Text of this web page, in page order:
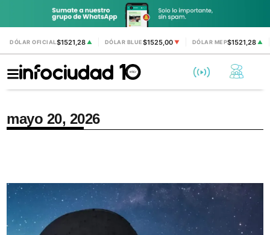
DÓLAR OFICIAL$1521,28 ▲ DÓLAR BLUE$1525,00 ▼ DÓLAR MEP$1521,28▲
mayo 20, 2026